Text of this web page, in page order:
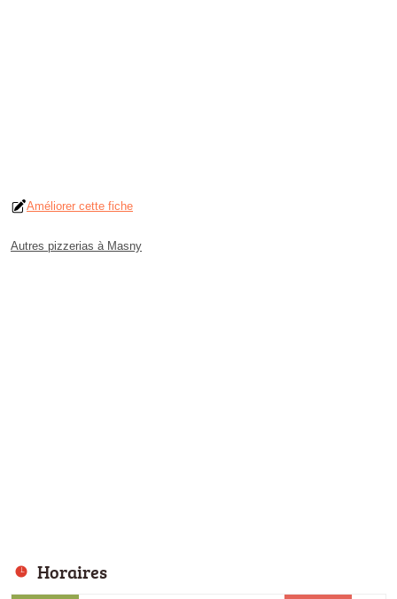
Améliorer cette fiche
Autres pizzerias à Masny
Horaires